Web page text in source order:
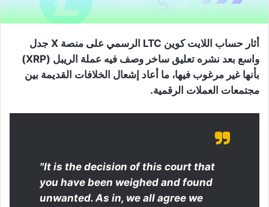
أثار حساب اللايت كوين LTC الرسمي على منصة X جدل
واسع بعد نشره تعليق ساخر وصف فيه عملة الريبل (XRP)
بأنها غير مرغوب فيها، ما أعاد إشعال الخلافات القديمة بين
مجتمعات العملات الرقمية.
"It is the decision of this court that
you have been weighed and found
unwanted. As in, we all agree we